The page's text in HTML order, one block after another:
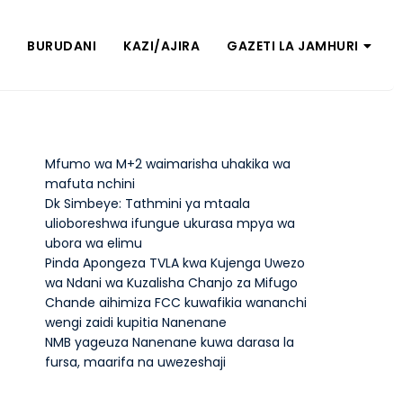
BURUDANI KAZI/AJIRA GAZETI LA JAMHURI
Mfumo wa M+2 waimarisha uhakika wa
mafuta nchini
Dk Simbeye: Tathmini ya mtaala
ulioboreshwa ifungue ukurasa mpya wa
ubora wa elimu
Pinda Apongeza TVLA kwa Kujenga Uwezo
wa Ndani wa Kuzalisha Chanjo za Mifugo
Chande aihimiza FCC kuwafikia wananchi
wengi zaidi kupitia Nanenane
NMB yageuza Nanenane kuwa darasa la
fursa, maarifa na uwezeshaji